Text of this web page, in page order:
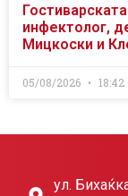
инфектолог,
Мицкоски и
05/08/2026 18:42
ул.